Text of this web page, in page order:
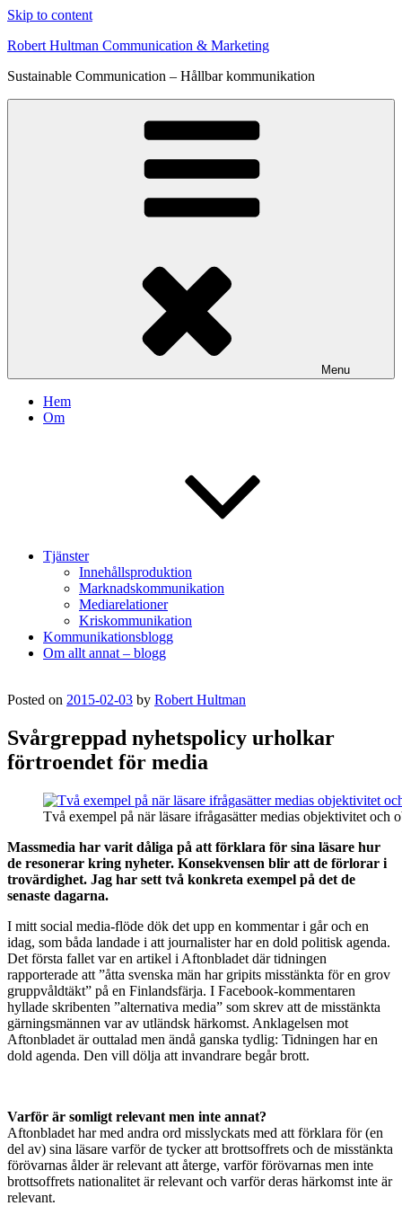
Skip to content
Robert Hultman Communication & Marketing
Sustainable Communication – Hållbar kommunikation
Menu
Hem
Om
Tjänster
Innehållsproduktion
Marknadskommunikation
Mediarelationer
Kriskommunikation
Kommunikationsblogg
Om allt annat – blogg
Posted on 2015-02-03 by Robert Hultman
Svårgreppad nyhetspolicy urholkar
förtroendet för media
Två exempel på när läsare ifrågasätter medias objektivitet och
Massmedia har varit dåliga på att förklara för sina läsare hur
de resonerar kring nyheter. Konsekvensen blir att de förlorar i
trovärdighet. Jag har sett två konkreta exempel på det de
senaste dagarna.
I mitt social media-flöde dök det upp en kommentar i går och en
idag, som båda landade i att journalister har en dold politisk agenda.
Det första fallet var en artikel i Aftonbladet där tidningen
rapporterade att ”åtta svenska män har gripits misstänkta för en grov
gruppvåldtäkt” på en Finlandsfärja. I Facebook-kommentaren
hyllade skribenten ”alternativa media” som skrev att de misstänkta
gärningsmännen var av utländsk härkomst. Anklagelsen mot
Aftonbladet är outtalad men ändå ganska tydlig: Tidningen har en
dold agenda. Den vill dölja att invandrare begår brott.
Varför är somligt relevant men inte annat?
Aftonbladet har med andra ord misslyckats med att förklara för (en
del av) sina läsare varför de tycker att brottsoffrets och de misstänkta
förövarnas ålder är relevant att återge, varför förövarnas men inte
brottsoffrets nationalitet är relevant och varför deras härkomst inte är
relevant.